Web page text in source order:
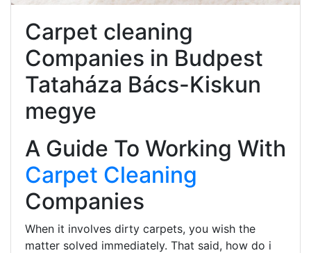
Carpet cleaning
Companies in Budpest
Tataháza Bács-Kiskun
megye
A Guide To Working With
Carpet Cleaning
Companies
When it involves dirty carpets, you wish the
matter solved immediately. That said, how do i